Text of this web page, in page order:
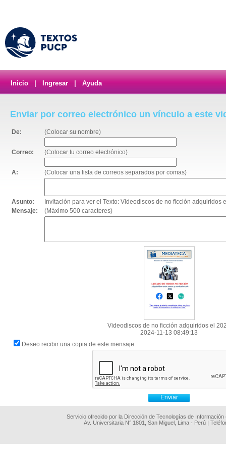
Inicio Ingresar Ayuda
Enviar por correo electrónico un vínculo a este
De: (Colocar su nombre)
Correo: (Colocar tu correo electrónico)
A: (Colocar una lista de correos separados por comas)
Asunto:
Invitación para ver el Texto: Videodiscos de no ficción adquiridos
Mensaje:
(Máximo 500 caracteres)
Videodiscos de no ficción adquiridos el
2024-11-13 08:49:13
Deseo recibir una copia de este mensaje.
Servicio ofrecido por la Dirección de Tecnologías de
Av. Universitaria N° 1801, San Miguel, Lima - Perú |